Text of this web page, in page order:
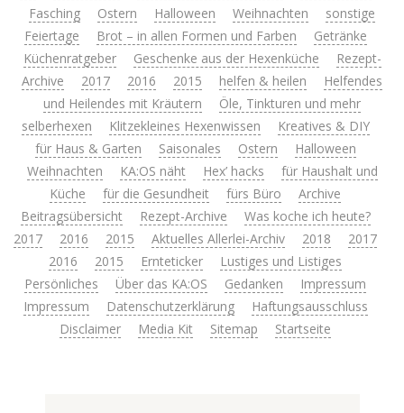
Fasching
Ostern Halloween Weihnachten
sonstige
Feiertage
Brot – in allen Formen und Farben
Getränke
Küchenratgeber
Geschenke aus der Hexenküche
Rezept-
Archive
2017 2016 2015 helfen & heilen
Helfendes
und Heilendes mit Kräutern
Öle, Tinkturen und mehr
selberhexen
Klitzekleines Hexenwissen
Kreatives & DIY
für Haus & Garten
Saisonales Ostern
Halloween
Weihnachten
KA:OS näht Hex’ hacks
für Haushalt und
Küche
für die Gesundheit fürs Büro
Archive
Beitragsübersicht
Rezept-Archive
Was koche ich heute?
2017
2016 2015 Aktuelles Allerlei-Archiv 2018
2017
2016
2015 Ernteticker
Lustiges und Listiges
Persönliches
Über das KA:OS Gedanken
Impressum
Impressum
Datenschutzerklärung
Haftungsausschluss
Disclaimer
Media Kit Sitemap Startseite